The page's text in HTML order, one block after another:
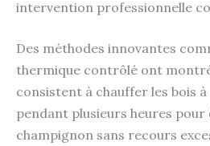
intervention professionnelle
Des méthodes innovantes
thermique contrôlé ont
consistent à chauffer les bois à
pendant plusieurs heures pour
champignon sans recours